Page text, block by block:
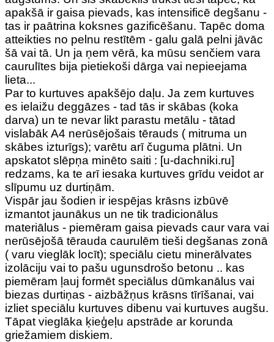
apakšā ir gaisa pievads, kas intensificē degšanu -
tas ir paātrina koksnes gazificēšanu. Tapēc doma
atteikties no pelnu restītēm - galu galā pelni jāvāc
šā vai tā. Un ja ņem vērā, ka mūsu senčiem vara
caurulītes bija pietiekoši dārga vai nepieejama
lieta...
Par to kurtuves apakšējo daļu. Ja zem kurtuves
es ielaižu deggāzes - tad tās ir skābas (koka
darva) un te nevar likt parastu metālu - tātad
vislabāk A4 nerūsējošais tērauds ( mitruma un
skābes izturīgs); varētu arī čuguma plātni. Un
apskatot slēpņa minēto saiti : [u-dachniki.ru]
redzams, ka te arī iesaka kurtuves grīdu veidot ar
slīpumu uz durtiņām.
Vispār jau šodien ir iespējas krāsns izbūvē
izmantot jaunākus un ne tik tradicionālus
materiālus - piemēram gaisa pievads caur vara vai
nerūsējošā tērauda caurulēm tieši degšanas zonā
( varu vieglāk locīt); speciālu cietu minerālvates
izolāciju vai to pašu ugunsdrošo betonu .. kas
piemēram ļauj formēt speciālus dūmkanālus vai
biezas durtiņas - aizbāžņus krāsns tīrīšanai, vai
izliet speciālu kurtuves dibenu vai kurtuves augšu.
Tāpat vieglāka ķieģeļu apstrāde ar korunda
griežamiem diskiem.